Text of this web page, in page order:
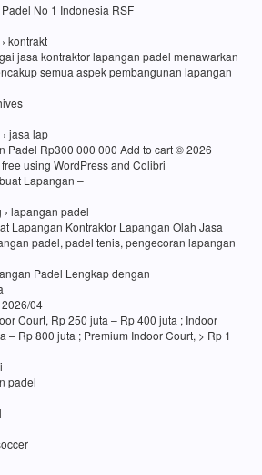
No 1 Indonesia RSF
kontrakt
jasa kontraktor lapangan padel menawarkan
semua aspek pembangunan lapangan
jasa lap
Padel Rp300 000 000 Add to cart © 2026
using WordPress and Colibri
Lapangan –
lapangan padel
Lapangan Kontraktor Lapangan Olah Jasa
padel, padel tenis, pengecoran lapangan
Padel Lengkap dengan
04
Court, Rp 250 juta – Rp 400 juta ; Indoor
– Rp 800 juta ; Premium Indoor Court, > Rp 1
padel